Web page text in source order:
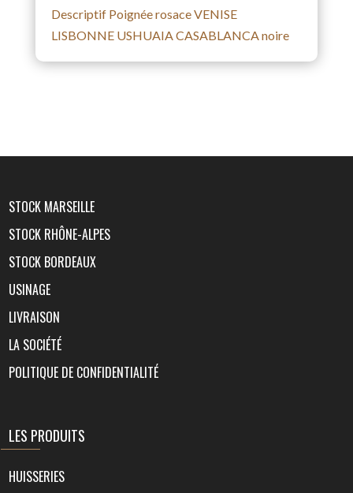
Descriptif Poignée rosace VENISE
LISBONNE USHUAIA CASABLANCA noire
STOCK MARSEILLE
STOCK RHÔNE-ALPES
STOCK BORDEAUX
USINAGE
LIVRAISON
LA SOCIÉTÉ
POLITIQUE DE CONFIDENTIALITÉ
LES PRODUITS
HUISSERIES